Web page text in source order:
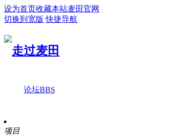
设为首页收藏本站麦田官网
切换到宽版 快捷导航
论坛BBS
项目